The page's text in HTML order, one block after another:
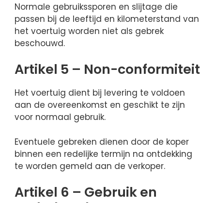
Normale gebruikssporen en slijtage die
passen bij de leeftijd en kilometerstand van
het voertuig worden niet als gebrek
beschouwd.
Artikel 5 – Non-conformiteit
Het voertuig dient bij levering te voldoen
aan de overeenkomst en geschikt te zijn
voor normaal gebruik.
Eventuele gebreken dienen door de koper
binnen een redelijke termijn na ontdekking
te worden gemeld aan de verkoper.
Artikel 6 – Gebruik en